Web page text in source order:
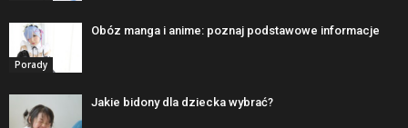
Porady
Obóz manga i anime: poznaj podstawowe informacje
Jakie bidony dla dziecka wybrać?